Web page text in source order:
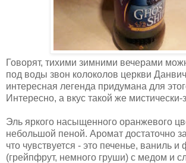
Говорят, тихими зимними вечерами
под воды звон колоколов церкви
интересная легенда придумана для
Интересно, а вкус такой же
Эль яркого насыщенного оранжевого
небольшой пеной. Аромат достаточно
что чувствуется - это печенье, ваниль и
(грейпфрут, немного груши) с медом и